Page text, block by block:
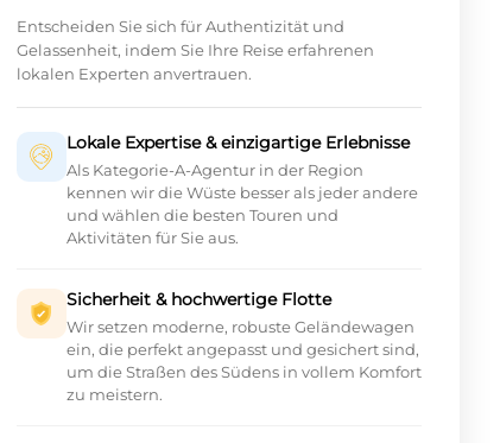
Entscheiden Sie sich für Authentizität und
Gelassenheit, indem Sie Ihre Reise erfahrenen
lokalen Experten anvertrauen.
Lokale Expertise & einzigartige Erlebnisse
Als Kategorie-A-Agentur in der Region
kennen wir die Wüste besser als jeder andere
und wählen die besten Touren und
Aktivitäten für Sie aus.
Sicherheit & hochwertige Flotte
Wir setzen moderne, robuste Geländewagen
ein, die perfekt angepasst und gesichert sind,
um die Straßen des Südens in vollem Komfort
zu meistern.